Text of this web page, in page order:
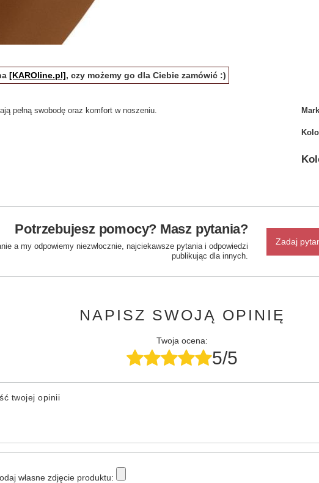
[KAROline.pl], czy możemy go dla Ciebie zamówić :)
pełną swobodę oraz komfort w noszeniu.
Potrzebujesz pomocy? Masz pytania?
a my odpowiemy niezwłocznie, najciekawsze pytania i odpowiedzi
publikując dla innych.
Zadaj
NAPISZ SWOJĄ OPINIĘ
Twoja ocena:
5/5
twojej opinii
własne zdjęcie produktu: